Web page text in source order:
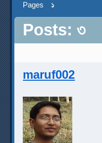
Pages ১
Posts: ৩
maruf002